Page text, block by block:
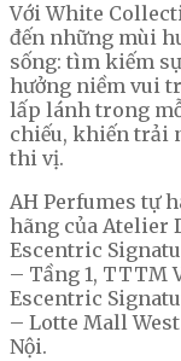
Với White
đến những mùi
sống: tìm kiếm
hưởng niềm vui
lấp lánh trong
chiếu, khiến trải
thi vị.
AH Perfumes tự
hãng của Atelier
Escentric
– Tầng 1, TTTM
Escentric
– Lotte Mall
Nội.